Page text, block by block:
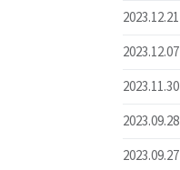
2023.12.21
2023.12.07
2023.11.30
2023.09.28
2023.09.27